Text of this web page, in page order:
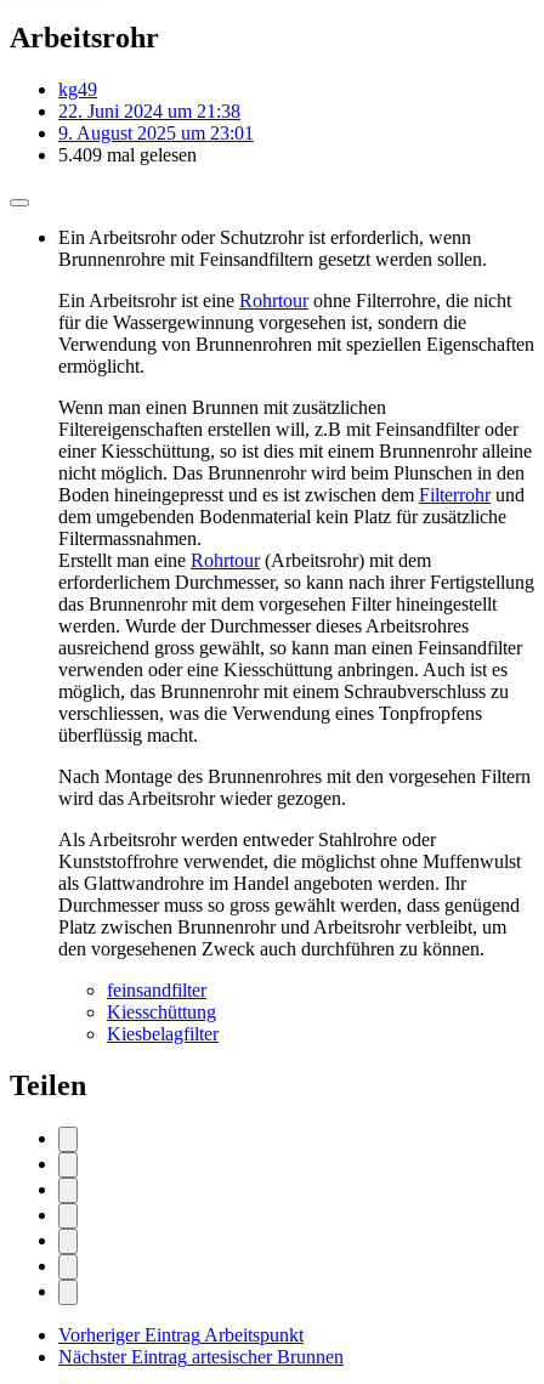
Arbeitsrohr
kg49
22. Juni 2024 um 21:38
9. August 2025 um 23:01
5.409 mal gelesen
Ein Arbeitsrohr oder Schutzrohr ist erforderlich, wenn
Brunnenrohre mit Feinsandfiltern gesetzt werden sollen.
Ein Arbeitsrohr ist eine Rohrtourohne Filterrohre, die nicht
für die Wassergewinnung vorgesehen ist, sondern die
Verwendung von Brunnenrohren mit speziellen Eigenschaften
ermöglicht.
Wenn man einen Brunnen mit zusätzlichen
Filtereigenschaften erstellen will, z.B mit Feinsandfilter oder
einer Kiesschüttung, so ist dies mit einem Brunnenrohr alleine
nicht möglich. Das Brunnenrohr wird beim Plunschen in den
Boden hineingepresst und es ist zwischen dem Filterrohrund
dem umgebenden Bodenmaterial kein Platz für zusätzliche
Filtermassnahmen.
Erstellt man eine Rohrtour(Arbeitsrohr) mit dem
erforderlichem Durchmesser, so kann nach ihrer Fertigstellung
das Brunnenrohr mit dem vorgesehen Filter hineingestellt
werden. Wurde der Durchmesser dieses Arbeitsrohres
ausreichend gross gewählt, so kann man einen Feinsandfilter
verwenden oder eine Kiesschüttung anbringen. Auch ist es
möglich, das Brunnenrohr mit einem Schraubverschluss zu
verschliessen, was die Verwendung eines Tonpfropfens
überflüssig macht.
Nach Montage des Brunnenrohres mit den vorgesehen Filtern
wird das Arbeitsrohr wieder gezogen.
Als Arbeitsrohr werden entweder Stahlrohre oder
Kunststoffrohre verwendet, die möglichst ohne Muffenwulst
als Glattwandrohre im Handel angeboten werden. Ihr
Durchmesser muss so gross gewählt werden, dass genügend
Platz zwischen Brunnenrohr und Arbeitsrohr verbleibt, um
den vorgesehenen Zweck auch durchführen zu können.
feinsandfilter
Kiesschüttung
Kiesbelagfilter
Teilen
Vorheriger Eintrag Arbeitspunkt
Nächster Eintrag artesischer Brunnen